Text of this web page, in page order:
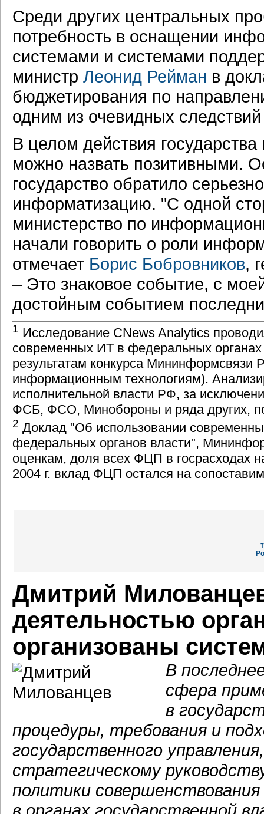
Среди других центральных
потребность в оснащении
системами и системами
министр Леонид Рейман в
бюджетирования по
одним из очевидных
В целом действия
можно назвать позитивными.
государство обратило
информатизацию. "С одной
министерство по
начали говорить о роли
отмечает Борис Бобровников,
– Это знаковое событие, с
достойным событием
1 Исследование CNews Analytics
современных ИТ в федеральных
результатам конкурса Мининформсвязи
информационным технологиям).
исполнительной власти РФ, за
ФСБ, ФСО, Минобороны и ряда других,
2 Доклад "Об использовании
федеральных органов власти",
оценкам, доля всех ФЦП в госрасходах
2004 г. вклад ФЦП остался на
Дмитрий
деятельностью
организованы
В
сфера
в
процедуры, требования и
государственного
стратегическому
политики